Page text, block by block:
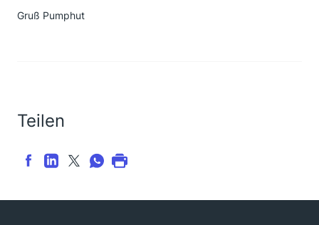
Gruß Pumphut
Teilen